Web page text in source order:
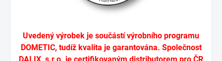
Uvedený výrobek je součástí výrobního programu
DOMETIC, tudíž kvalita je garantována. Společnost